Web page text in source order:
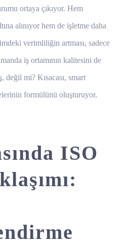
ortaya çıkıyor. Hem
alınıyor hem de işletme daha
verimliliğin artması, sadece
iş ortamının kalitesini de
mi? Kısacası, smart
formülünü oluşturuyor.
ISO